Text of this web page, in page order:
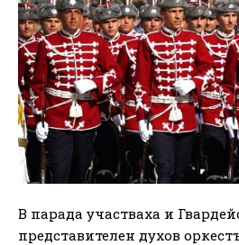
В парада участваха и
представителен духов